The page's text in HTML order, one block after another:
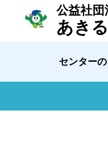
公益社団
あき
センター